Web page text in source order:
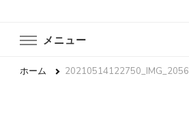
メニュー
ホーム 20210514122750_IMG_2056